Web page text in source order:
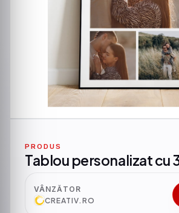
PRODUS
Tablou personalizat cu
VÂNZĂTOR
CREATIV.RO